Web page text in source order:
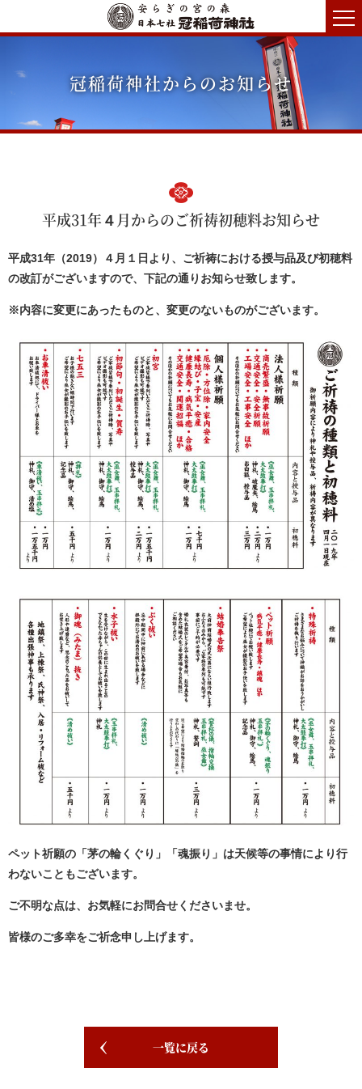
冠稲荷神社からのお知らせ
平成31年４月からのご祈祷初穂料お知らせ
平成31年（2019）４月１日より、ご祈祷における授与品及び初穂料
の改訂がございますので、下記の通りお知らせ致します。
※内容に変更にあったものと、変更のないものがございます。
ペット祈願の「茅の輪くぐり」「魂振り」は天候等の事情により行
わないこともございます。
ご不明な点は、お気軽にお問合せくださいませ。
皆様のご多幸をご祈念申し上げます。
一覧に戻る